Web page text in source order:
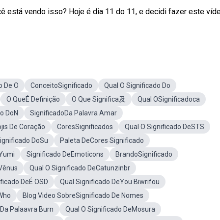
está vendo isso? Hoje é dia 11 do 11, e decidi fazer este
De O ConceitoSignificado
Qual O Significado Do
O QueÉ Definição
O Que Significa及
Qual OSignificadoca
DoN
SignificadoDa Palavra Amar
De Coração
CoresSignificados
Qual O Significado DeSTS
DoSu
Paleta DeCores Significado
Significado DeEmoticons
BrandoSignificado
Qual O Significado DeCatunzinbr
DeÉ OSD
Qual Significado DeYou Biwrifou
Blog Video SobreSignificado De Nomes
Palaavra Burn
Qual O Significado DeMosura